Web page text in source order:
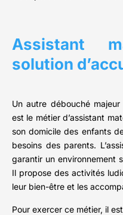
Assistant
solution
Un autre débouché
est le métier d’assistant
son domicile des enfants
besoins des parents.
garantir un environnement
Il propose des activités
leur bien-être et les
Pour exercer ce métier, il